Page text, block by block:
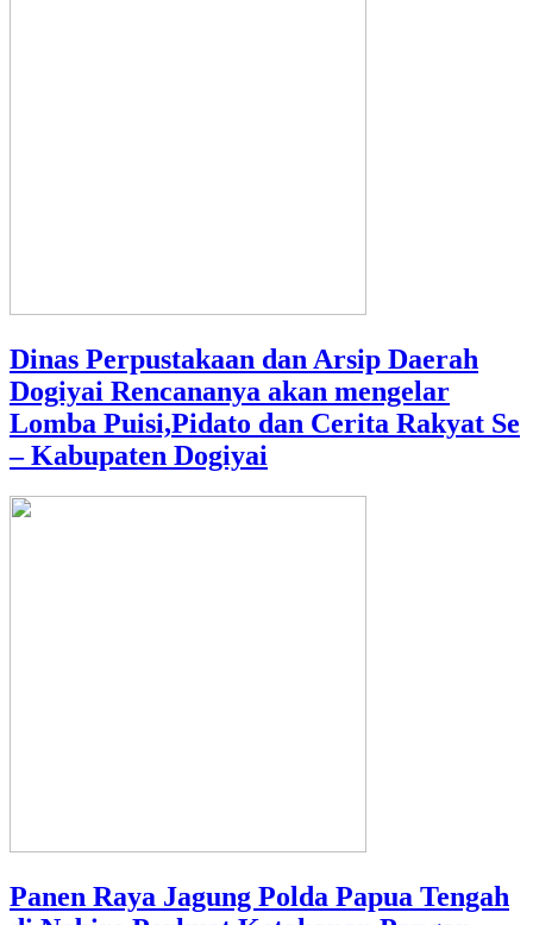
Dinas Perpustakaan dan Arsip Daerah
Dogiyai Rencananya akan mengelar
Lomba Puisi,Pidato dan Cerita Rakyat Se
– Kabupaten Dogiyai
Panen Raya Jagung Polda Papua Tengah